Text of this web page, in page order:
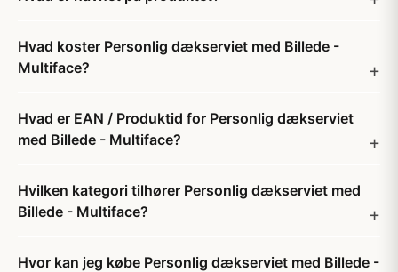
Hvad koster Personlig dækserviet med Billede -
Multiface?
Hvad er EAN / Produktid for Personlig dækserviet
med Billede - Multiface?
Hvilken kategori tilhører Personlig dækserviet med
Billede - Multiface?
Hvor kan jeg købe Personlig dækserviet med Billede -